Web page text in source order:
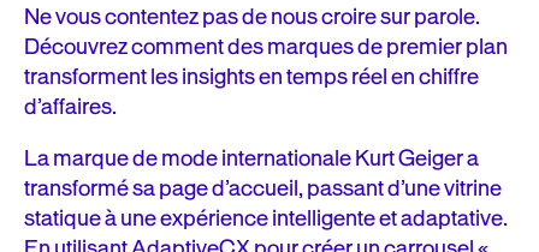
Ne vous contentez pas de nous croire sur parole.
Découvrez comment des marques de premier plan
transforment les insights en temps réel en chiffre
d’affaires.
La marque de mode internationale Kurt Geiger a
transformé sa page d’accueil, passant d’une vitrine
statique à une expérience intelligente et adaptative.